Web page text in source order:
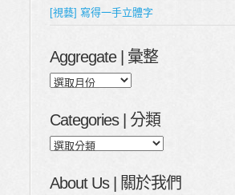
[視藝] 寫得一手立體字
Aggregate | 彙整
Aggregate
整
Categories | 分類
Categories
類
About Us | 關於我們